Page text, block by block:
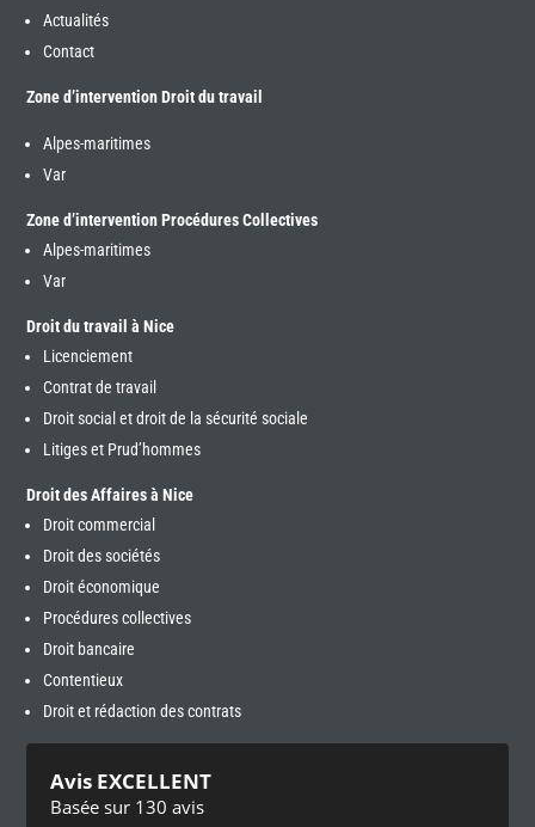
Actualités
Contact
Zone d’intervention Droit du travail
Alpes-maritimes
Var
Zone d’intervention Procédures Collectives
Alpes-maritimes
Var
Droit du travail à Nice
Licenciement
Contrat de travail
Droit social et droit de la sécurité sociale
Litiges et Prud’hommes
Droit des Affaires à Nice
Droit commercial
Droit des sociétés
Droit économique
Procédures collectives
Droit bancaire
Contentieux
Droit et rédaction des contrats
Avis EXCELLENT
Basée sur 130 avis